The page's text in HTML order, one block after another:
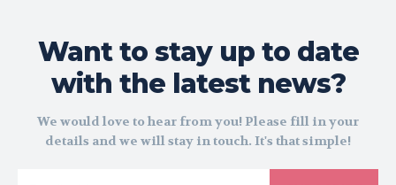
Want to stay up to date
with the latest news?
We would love to hear from you! Please fill in your
details and we will stay in touch. It's that simple!